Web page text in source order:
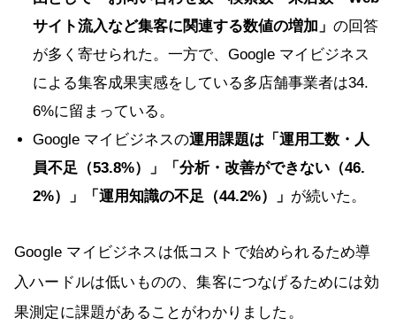
サイト流入など集客に関連する数値の増加」 の回答
が多く寄せられた。一方で、Google マイビジネス
による集客成果実感をしている多店舗事業者は34.
6%に留まっている。
Google マイビジネスの運用課題は「運用工数・人
員不足（53.8%）」「分析・改善ができない（46.
2%）」「運用知識の不足（44.2%）」 が続いた。
Google マイビジネスは低コストで始められるため導
入ハードルは低いものの、集客につなげるためには効
果測定に課題があることがわかりました。